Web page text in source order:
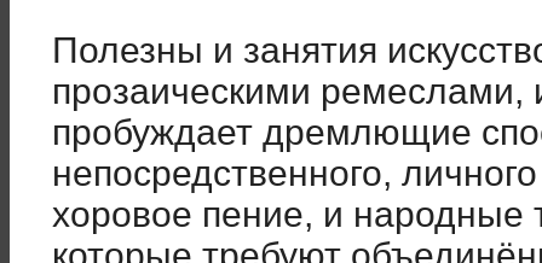
Полезны и занятия
прозаическими ремеслами,
пробуждает дремлющие
непосредственного,
хоровое пение, и народные